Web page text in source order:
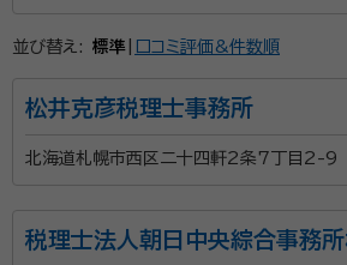
並び替え: 標準 口コミ評価&件数順
松井克彦税理士事務所
北海道札幌市西区二十四軒2条7丁目2-9
税理士法人朝日中央綜合事務